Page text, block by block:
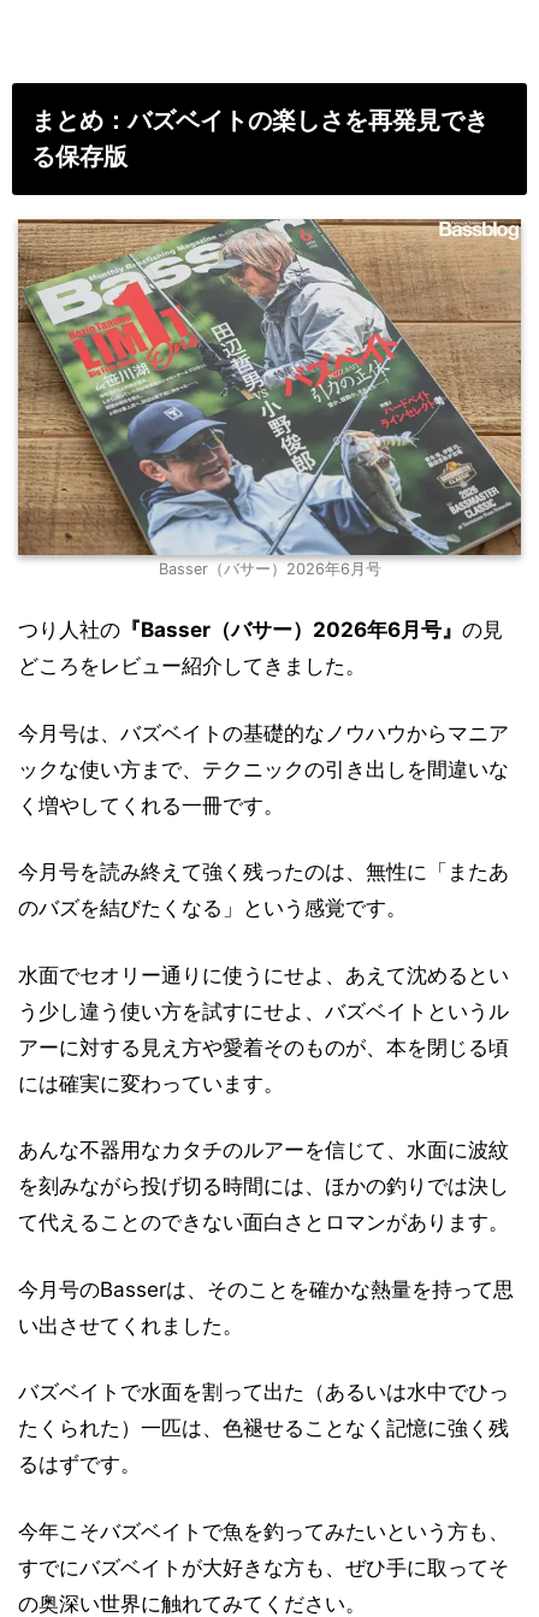
まとめ：バズベイトの楽しさを再発見でき
る保存版
Basser（バサー）2026年6月号
つり人社の 『Basser（バサー）2026年6月号』 の見
どころをレビュー紹介してきました。
今月号は、バズベイトの基礎的なノウハウからマニア
ックな使い方まで、テクニックの引き出しを間違いな
く増やしてくれる一冊です。
今月号を読み終えて強く残ったのは、無性に「またあ
のバズを結びたくなる」という感覚です。
水面でセオリー通りに使うにせよ、あえて沈めるとい
う少し違う使い方を試すにせよ、バズベイトというル
アーに対する見え方や愛着そのものが、本を閉じる頃
には確実に変わっています。
あんな不器用なカタチのルアーを信じて、水面に波紋
を刻みながら投げ切る時間には、ほかの釣りでは決し
て代えることのできない面白さとロマンがあります。
今月号のBasserは、そのことを確かな熱量を持って思
い出させてくれました。
バズベイトで水面を割って出た（あるいは水中でひっ
たくられた）一匹は、色褪せることなく記憶に強く残
るはずです。
今年こそバズベイトで魚を釣ってみたいという方も、
すでにバズベイトが大好きな方も、ぜひ手に取ってそ
の奥深い世界に触れてみてください。